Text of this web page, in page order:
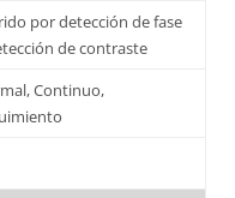
por detección de fase
de contraste
Continuo,